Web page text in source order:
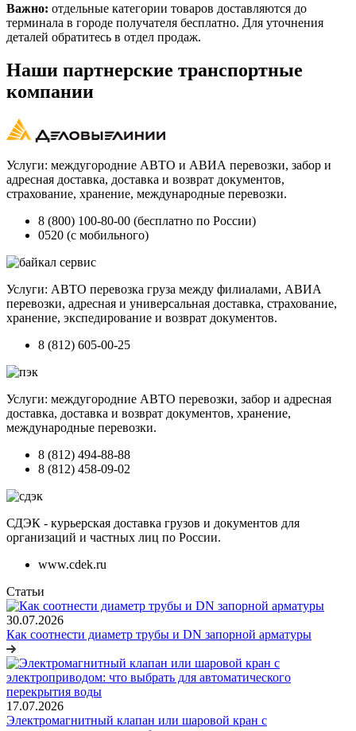
Важно: отдельные категории товаров доставляются до
терминала в городе получателя бесплатно. Для уточнения
деталей обратитесь в отдел продаж.
Наши партнерские транспортные
компании
Услуги: междугородние АВТО и АВИА перевозки, забор и
адресная доставка, доставка и возврат документов,
страхование, хранение, международные перевозки.
8 (800) 100-80-00 (бесплатно по России)
0520 (с мобильного)
Услуги: АВТО перевозка груза между филиалами, АВИА
перевозки, адресная и универсальная доставка, страхование,
хранение, экспедирование и возврат документов.
8 (812) 605-00-25
Услуги: междугородние АВТО перевозки, забор и адресная
доставка, доставка и возврат документов, хранение,
международные перевозки.
8 (812) 494-88-88
8 (812) 458-09-02
СДЭК - курьерская доставка грузов и документов для
организаций и частных лиц по России.
www.cdek.ru
Статьи
30.07.2026
Как соотнести диаметр трубы и DN запорной арматуры
17.07.2026
Электромагнитный клапан или шаровой кран с